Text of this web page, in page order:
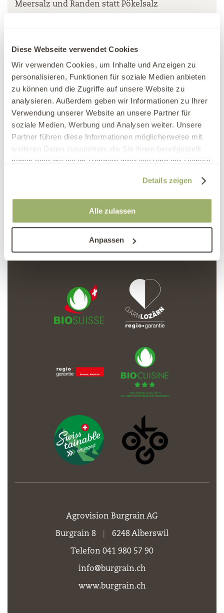
Diese Webseite verwendet Cookies
Wir verwenden Cookies, um Inhalte und Anzeigen zu
personalisieren, Funktionen für soziale Medien anbieten
zu können und die Zugriffe auf unsere Website zu
analysieren. Außerdem geben wir Informationen zu Ihrer
Verwendung unserer Website an unsere Partner für
soziale Medien, Werbung und Analysen weiter. Unsere
Partner führen diese Informationen möglicherweise mit
weiteren Daten zusammen, die Sie ihnen bereitgestellt
haben oder die sie im Rahmen Ihrer Nutzung der Dienste
Details zeigen
Alle zulassen
Anpassen
Meersalz und Randen statt Pökelsalz
ÖFFNUNGSZEITEN
JOBS
MEDIEN
Newsletter abonnieren
Agrovision Burgrain AG
Burgrain 8 6248 Alberswil
Telefon 041 980 57 90
info@burgrain.ch
www.burgrain.ch